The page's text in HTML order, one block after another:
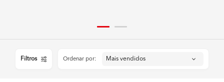
Filtros Ordenar por: